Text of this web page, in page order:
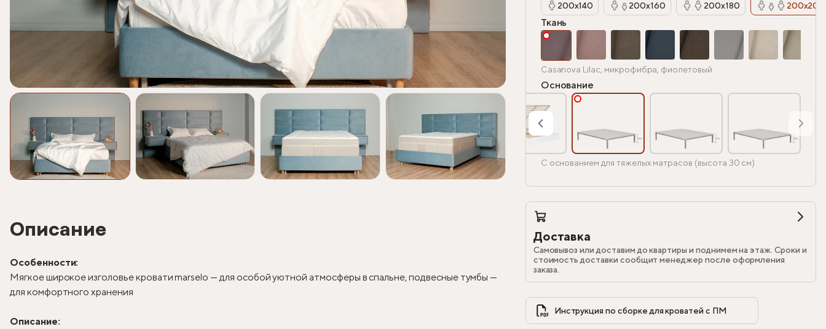
Описание
Особенности:
Мягкое широкое изголовье кровати marselo — для особой уютной атмосферы в спальне, подвесные тумбы —
для комфортного хранения
Описание:
200х140 200х160 200х180 200х200
Ткань
Casanova Lilac, микрофибра, фиолетовый
Основание
С основанием для тяжелых матрасов (высота 30 см)
Доставка
Самовывоз или доставим до квартиры и поднимем на этаж. Сроки и
стоимость доставки сообщит менеджер после оформления
заказа.
Инструкция по сборке для кроватей с ПМ